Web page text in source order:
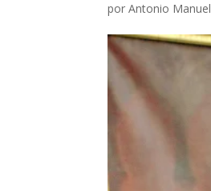
porAntonio Manuel